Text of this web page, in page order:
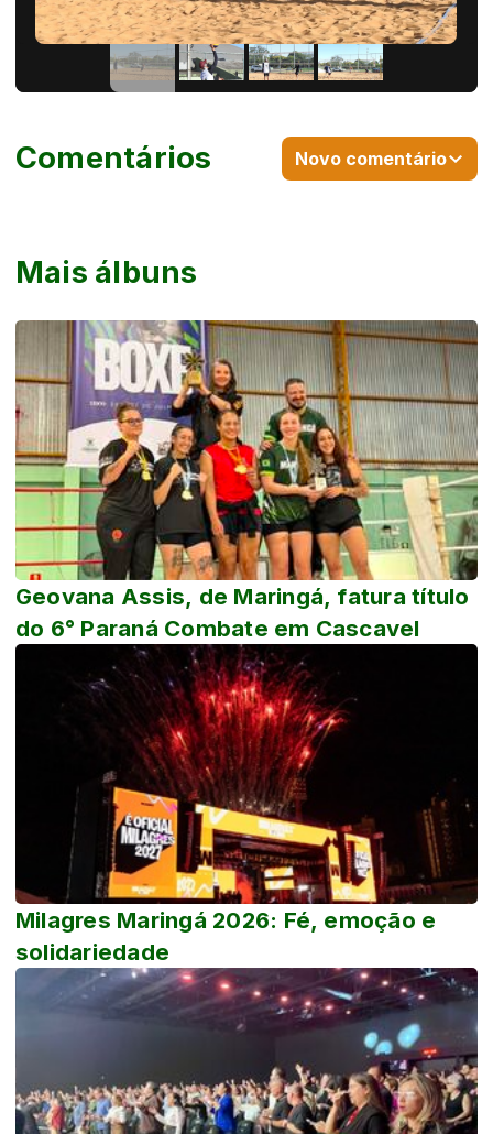
Mais álbuns
Geovana Assis, de Maringá, fatura título
do 6° Paraná Combate em Cascavel
Milagres Maringá 2026: Fé, emoção e
solidariedade
Comentários Novo comentário